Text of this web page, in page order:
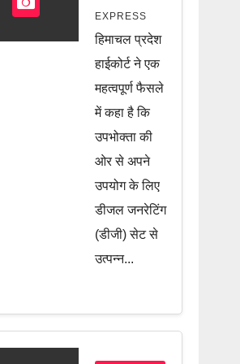
अब नहीं
वसूली जा
सकेगी
ड्यूटी, जानें
पूरी खबर
EXPRESS
हिमाचल प्रदेश
हाईकोर्ट ने एक
महत्वपूर्ण फैसले
में कहा है कि
उपभोक्ता की
ओर से अपने
उपयोग के लिए
डीजल जनरेटिंग
(डीजी) सेट से
उत्पन्न...